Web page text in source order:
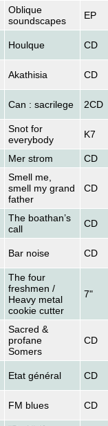
Oblique
soundscapes
EP
Houlque CD
Akathisia CD
Can : sacrilege 2CD
Snot for
everybody
K7
Mer strom CD
Smell me,
smell my grand
father
CD
The boathan’s
call
CD
Bar noise CD
The four
freshmen /
Heavy metal
cookie cutter
7"
Sacred &
profane
Somers
CD
Etat général CD
FM blues CD